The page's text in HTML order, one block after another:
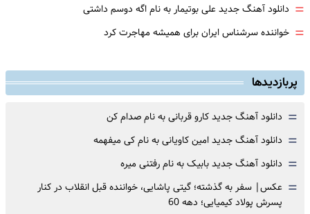
= دانلود آهنگ جدید علی بوتیمار به نام اگه دوسم داشتی
= خواننده سرشناس ایران برای همیشه مهاجرت کرد
پربازدیدها
= دانلود آهنگ جدید کارو قربانی به نام صدام کن
= دانلود آهنگ جدید امین کاویانی به نام کی میفهمه
= دانلود آهنگ جدید بابیک به نام رفتنی میره
= عکس| سفر به گذشته؛ گیتی پاشایی، خواننده قبل انقلاب در کنار
پسرش پولاد کیمیایی؛ دهه 60